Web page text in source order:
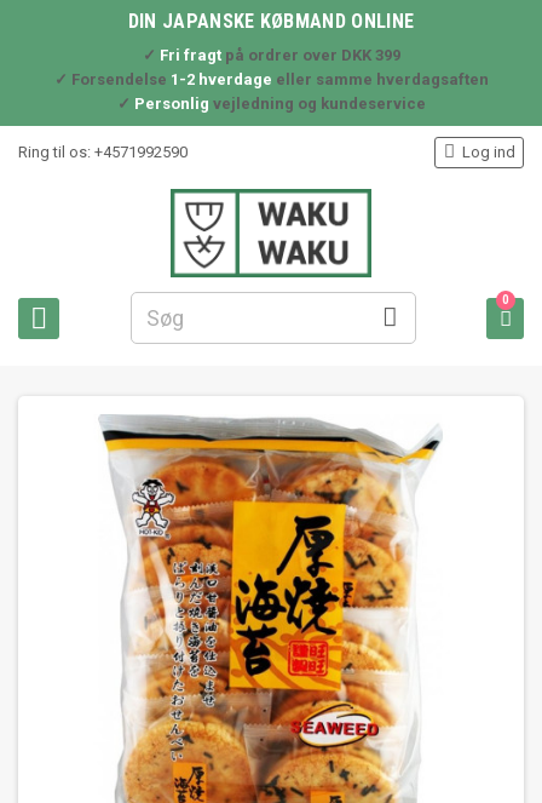
DIN JAPANSKE KØBMAND ONLINE
✓ Fri fragtpå ordrer over DKK 399
✓ Forsendelse 1-2 hverdage eller samme hverdagsaften
✓ Personlig vejledning og kundeservice
Ring til os: +4571992590
 
 Log ind

0